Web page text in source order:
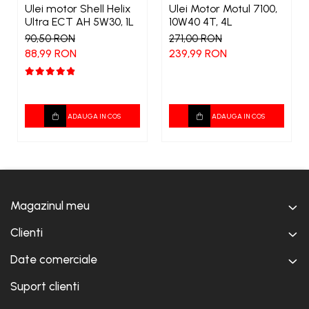
Ulei motor Shell Helix
Ultra ECT AH 5W30, 1L
90,50 RON
88,99 RON
ADAUGA IN COS
Ulei Motor Motul 7100,
10W40 4T, 4L
271,00 RON
239,99 RON
ADAUGA IN COS
Magazinul meu
Clienti
Date comerciale
Suport clienti